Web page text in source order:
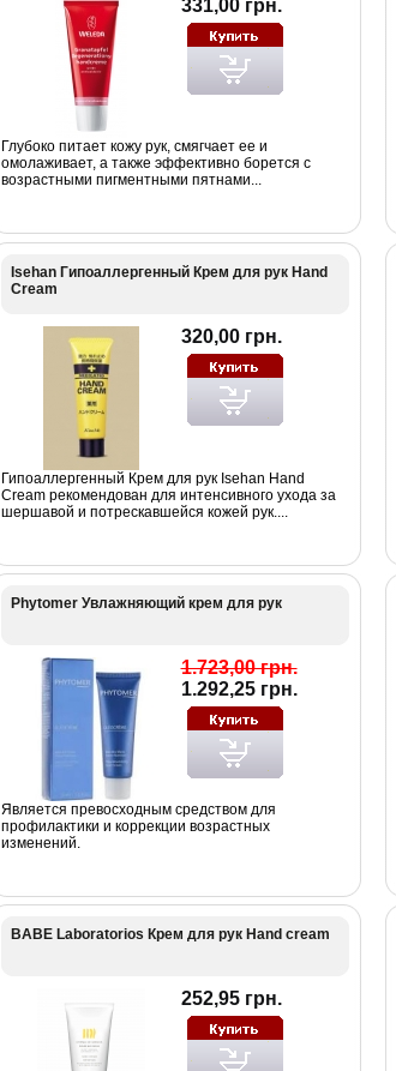
331,00 грн.
Глубоко питает кожу рук, смягчает ее и
омолаживает, а также эффективно борется с
возрастными пигментными пятнами...
Isehan Гипоаллергенный Крем для рук Hand
Cream
320,00 грн.
Гипоаллергенный Крем для рук Isehan Hand
Cream рекомендован для интенсивного ухода за
шершавой и потрескавшейся кожей рук....
Phytomer Увлажняющий крем для рук
1.723,00 грн.
1.292,25 грн.
Является превосходным средством для
профилактики и коррекции возрастных
изменений.
BABE Laboratorios Крем для рук Hand cream
252,95 грн.